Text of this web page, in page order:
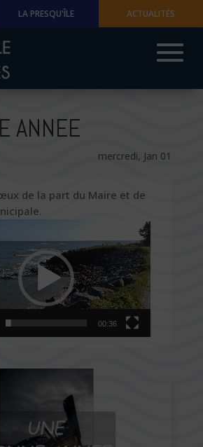
LA PRESQU'ÎLE ACTUALITÉS
ANNEE
mercredi, Jan 01
de la part du Maire et de
00:36